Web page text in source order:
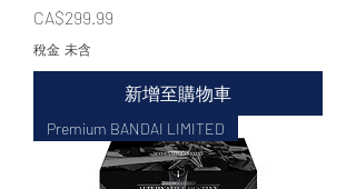
價格
CA$299.99
稅金 未含
新增至購物車
Premium BANDAI LIMITED